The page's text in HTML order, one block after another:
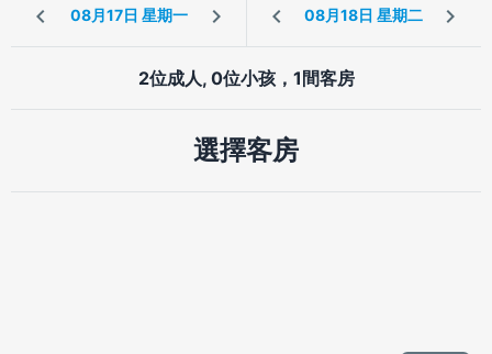
2位成人, 0位小孩，1間客房
選擇客房